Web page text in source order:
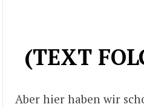
(TEXT
Aber hier haben wir